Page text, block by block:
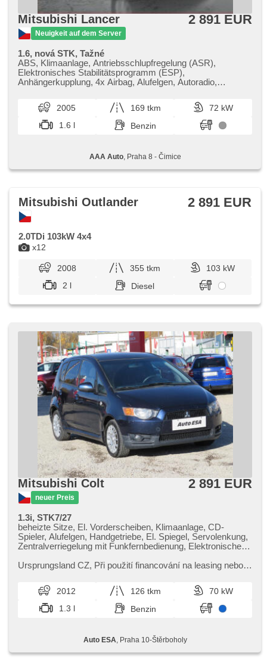
Mitsubishi Lancer
Neuigkeit auf dem Server
2 891 EUR
1.6, nová STK, Tažné
ABS, Klimaanlage, Antriebsschlupfregelung (ASR),
Elektronisches Stabilitätsprogramm (ESP),
Anhängerkupplung, 4x Airbag, Alufelgen, Autoradio,
2005 169 tkm
72 kW
1.6 l
Benzin
AAA Auto, Praha 8 - Čimice
x12
Mitsubishi Outlander 2 891 EUR
2.0TDi 103kW 4x4
2008 355 tkm
103 kW
2 l
Diesel
Mitsubishi Colt
neuer Preis
2 891 EUR
1.3i, STK7/27
beheizte Sitze, El. Vorderscheiben, Klimaanlage, CD-
Spieler, Alufelgen, Handgetriebe, El. Spiegel, Servolenkung,
Zentralverriegelung mit Funkfernbedienung, Elektronisches
Airbag, Wegfahrsperre
Ursprungsland CZ,​ Při použití financování na leasing nebo
svátků) 9.00​-22.0...
2012 126 tkm
70 kW
1.3 l
Benzin
Auto ESA , Praha 10-Štěrboholy